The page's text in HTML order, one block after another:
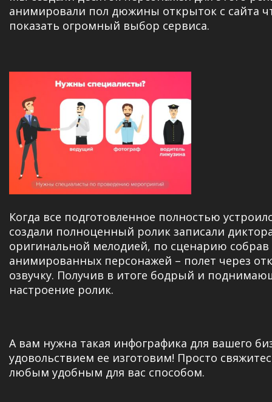
анимировали пол дюжины открыток с сайта
показать огромный выбор сервиса.
Когда все подготовленное полностью
создали полноценный ролик записали
оригинальной мелодией, по сценарию собрав
анимированных персонажей – полет через
озвучку. Получив в итоге бодрый и
настроение ролик.
А вам нужна такая инфографика для вашего
удовольствием ее изготовим! Просто
любым удобным для вас способом.